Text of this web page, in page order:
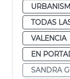
TODAS
VALENCIA
EN
SANDRA